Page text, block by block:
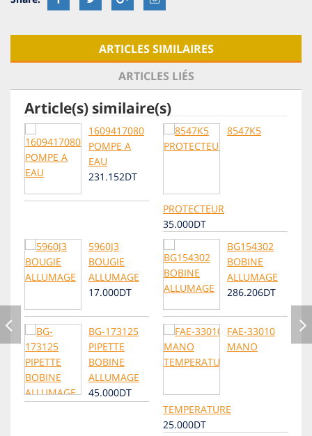
ARTICLES SIMILAIRES
ARTICLES LIÉS
Article(s) similaire(s)
1609417080
POMPE A
EAU
231.152DT
8547K5
PROTECTEUR
35.000DT
5960J3
BOUGIE
ALLUMAGE
17.000DT
BG154302
BOBINE
ALLUMAGE
286.206DT
BG-173125
PIPETTE
BOBINE
ALLUMAGE
45.000DT
FAE-33010
MANO
TEMPERATURE
25.000DT